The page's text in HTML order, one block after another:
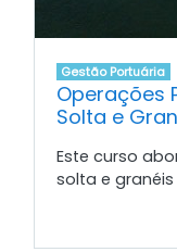
Gestão Portuária
Operações
Solta e
Este curso
solta e granéis